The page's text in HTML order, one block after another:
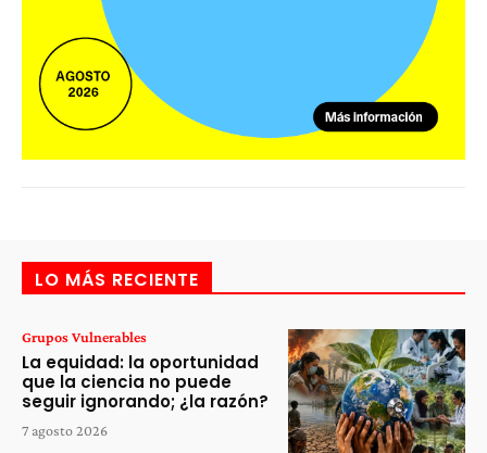
LO MÁS RECIENTE
Grupos Vulnerables
La equidad: la oportunidad
que la ciencia no puede
seguir ignorando; ¿la razón?
7 agosto 2026